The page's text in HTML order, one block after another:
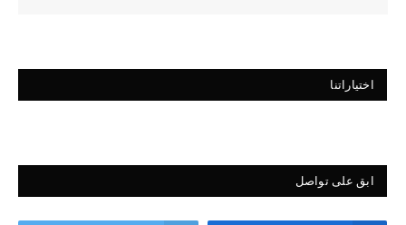
اختياراتنا
ابق على تواصل